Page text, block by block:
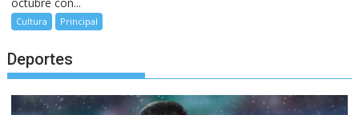
Cultura Principal
Deportes